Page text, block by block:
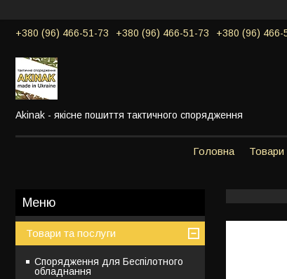
+380 (96) 466-51-73 +380 (96) 466-51-73 +380 (96) 466-
Akinak - якісне пошиття тактичного спорядження
Головна Товари
Товари та послуги
Спорядження для Беспілотного
обладнання